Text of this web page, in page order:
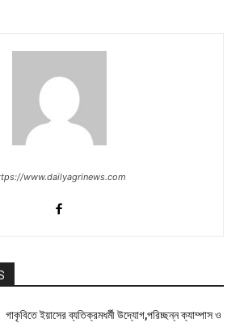
www.dailyagrinews.com
গাকৃবিতে ইয়াসের ব্যতিক্রমধর্মী উদ্যোগ,পরিচ্ছন্ন ক্যাম্পাস ও